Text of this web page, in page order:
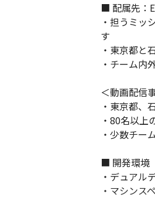
■ 配属先：
・担うミッ
す
・東京都と
・チーム内
＜動画配信
・東京都、
・80名以上
・少数チー
■ 開発環境
・デュアル
・マシンス